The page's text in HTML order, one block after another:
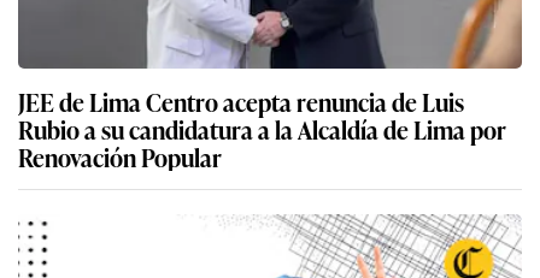
JEE de Lima Centro acepta renuncia de Luis
Rubio a su candidatura a la Alcaldía de Lima por
Renovación Popular